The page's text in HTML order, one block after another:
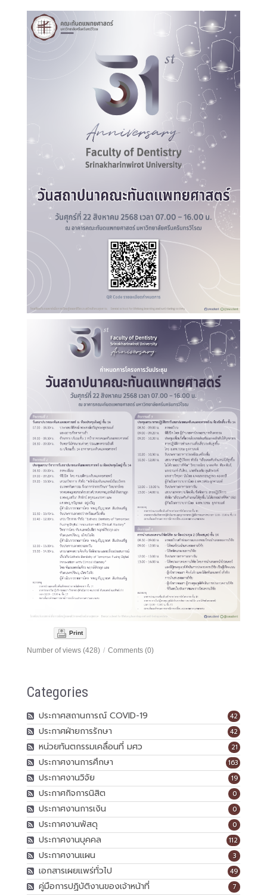
Print
Number of views (428) / Comments (0)
Categories
42
ประกาศสถานการณ์ COVID-19
42
ประกาศฝ่ายการรักษา
21
หน่วยทันตกรรมเคลื่อนที่ มศว
163
ประกาศงานการศึกษา
19
ประกาศงานวิจัย
0
ประกาศกิจการนิสิต
0
ประกาศงานการเงิน
0
ประกาศงานพัสดุ
112
ประกาศงานบุคคล
3
ประกาศงานแผน
49
เอกสารเผยแพร่ทั่วไป
7
คู่มือการปฏิบัติงานของเจ้าหน้าที่